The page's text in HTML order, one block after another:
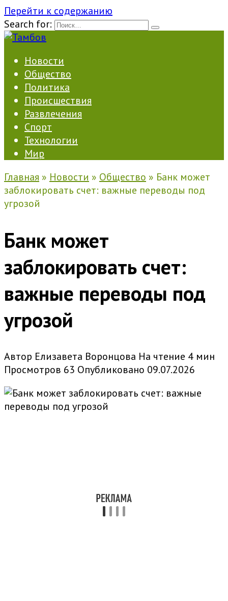
Перейти к содержанию
Search for:
Новости
Общество
Политика
Происшествия
Развлечения
Спорт
Технологии
Мир
Главная » Новости » Общество » Банк может
заблокировать счет: важные переводы под
угрозой
Банк может
заблокировать счет:
важные переводы под
угрозой
Автор Елизавета Воронцова На чтение 4 мин
Просмотров 63 Опубликовано 09.07.2026